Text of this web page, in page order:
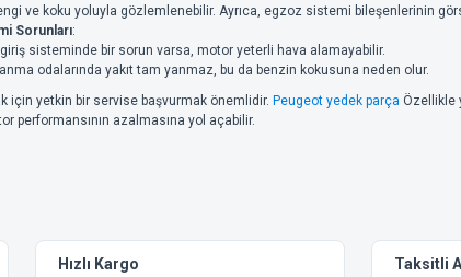
ve koku yoluyla gözlemlenebilir. Ayrıca, egzoz sistemi bileşenlerinin
Sorunları:
sisteminde bir sorun varsa, motor yeterli hava alamayabilir.
odalarında yakıt tam yanmaz, bu da benzin kokusuna neden olur.
için yetkin bir servise başvurmak önemlidir. Peugeot yedek parça Özellikle
performansının azalmasına yol açabilir.
Hızlı Kargo Taksitli